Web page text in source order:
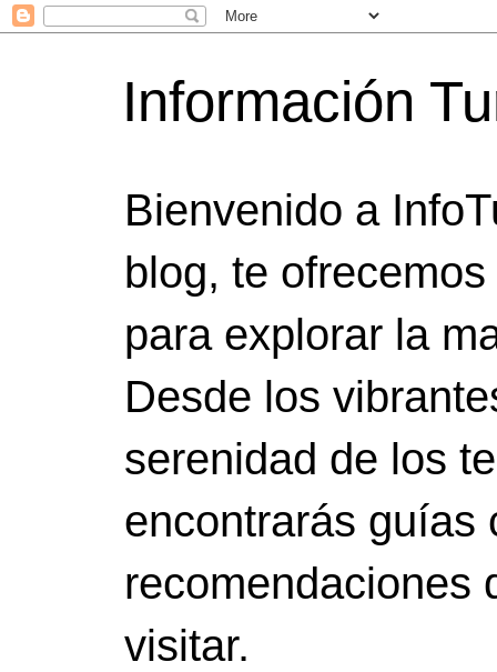
Información
Bienvenido a
blog, te
para explorar la
Desde los
serenidad de los
encontrarás guías
recomendaciones
visitar.